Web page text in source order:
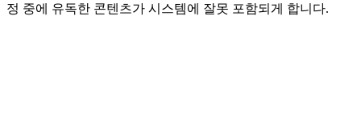
정 중에 유독한 콘텐츠가 시스템에 잘못 포함되게 합니다.